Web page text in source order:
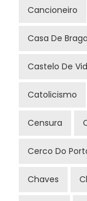
Cancioneiro
Casa De
Castelo De
Catolicismo
Censura
Cerco Do
Chaves